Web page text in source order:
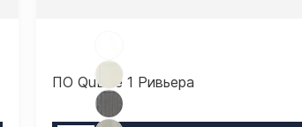
ПО QuLine 1 Ривьера